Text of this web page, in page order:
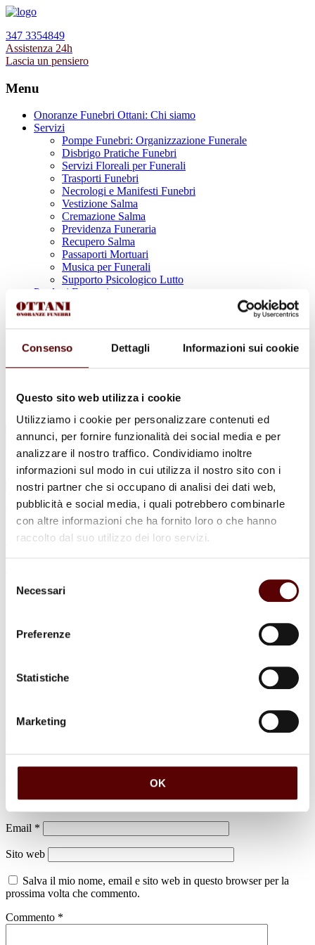
Consenso Dettagli Informazioni sui cookie
Questo sito web utilizza i cookie
Utilizziamo i cookie per personalizzare contenuti ed
annunci, per fornire funzionalità dei social media e per
analizzare il nostro traffico. Condividiamo inoltre
informazioni sul modo in cui utilizza il nostro sito con i
nostri partner che si occupano di analisi dei dati web,
pubblicità e social media, i quali potrebbero combinarle
con altre informazioni che ha fornito loro o che hanno
raccolto dal suo utilizzo dei loro servizi.
delNecessari
Preferenze
Statistiche
Marketing
OK
347 3354849
Assistenza 24h
Lascia un pensiero
Menu
Onoranze Funebri Ottani: Chi siamo
Servizi
Pompe Funebri: Organizzazione Funerale
Disbrigo Pratiche Funebri
Servizi Floreali per Funerali
Trasporti Funebri
Necrologi e Manifesti Funebri
Vestizione Salma
Cremazione Salma
Previdenza Funeraria
Recupero Salma
Passaporti Mortuari
Musica per Funerali
Supporto Psicologico Lutto
Prodotti Funerari
Lapidi, Lastre tombali e Monumenti Funerari
Urne Cinerarie
Allestimento Funebre
Cofani Funebri
In caso di decesso
Necrologi
Sedi Onoranze Funebri Ottani
per:
Luisa Seghi
Il tuo indirizzo email non sarà pubblicato. I campi obbligatori sono
Nome*
Email *
Sito web
Salva il mio nome, email e sito web in questo browser per la
prossima volta che commento.
Commento *